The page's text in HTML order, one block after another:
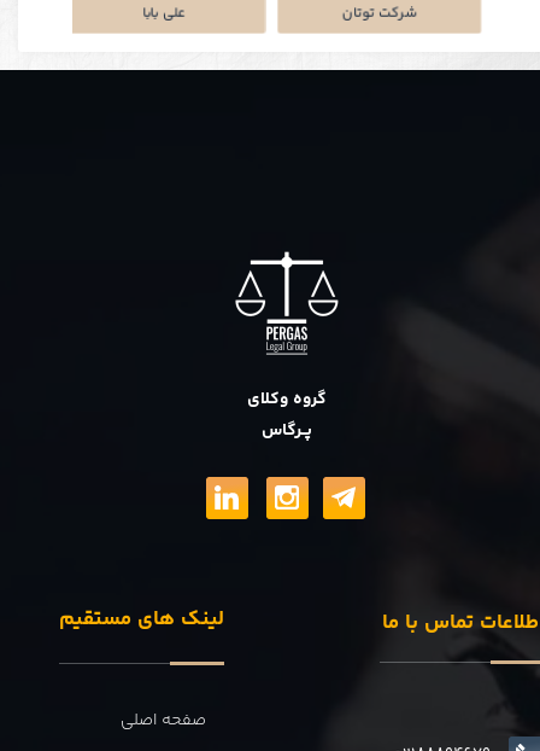
شرکت توتان پلتفرم جاباما
گروه وکلای
پــرگاس
لینک های مستقیم
صفحه اصلی
تماس با ما